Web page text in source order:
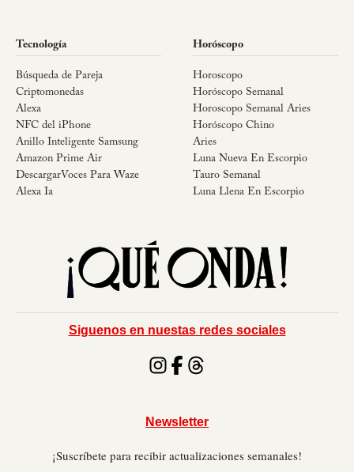
Tecnología
Búsqueda de Pareja
Criptomonedas
Alexa
NFC del iPhone
Anillo Inteligente Samsung
Amazon Prime Air
DescargarVoces Para Waze
Alexa Ia
Horóscopo
Horoscopo
Horóscopo Semanal
Horoscopo Semanal Aries
Horóscopo Chino
Aries
Luna Nueva En Escorpio
Tauro Semanal
Luna Llena En Escorpio
Siguenos en nuestas redes sociales
Newsletter
¡Suscríbete para recibir actualizaciones semanales!